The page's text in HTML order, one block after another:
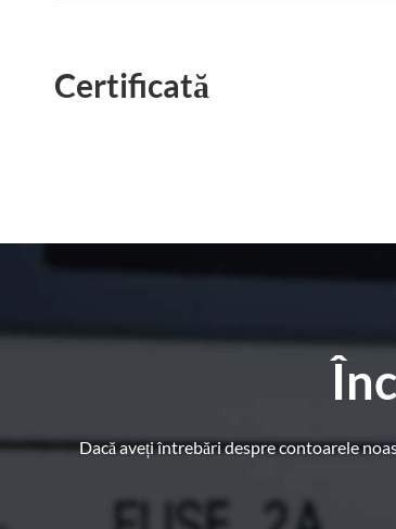
Certificată
Dacă aveți întrebări despre contoarele